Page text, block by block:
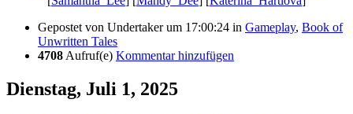
Gepostet von Undertakerum 17:00:24 in Gameplay, Book of
Unwritten Tales
4708 Aufruf(e) Kommentar hinzufügen
Dienstag, Juli 1, 2025